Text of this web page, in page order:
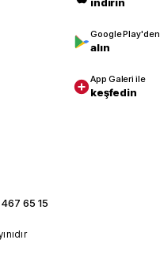
indirin
Google Play'den
alın
App Galeri ile
keşfedin
65 15